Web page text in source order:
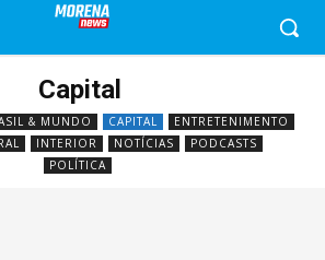
Capital
& MUNDO CAPITAL
ENTRETENIMENTO
INTERIOR NOTÍCIAS
PODCASTS
POLÍTICA